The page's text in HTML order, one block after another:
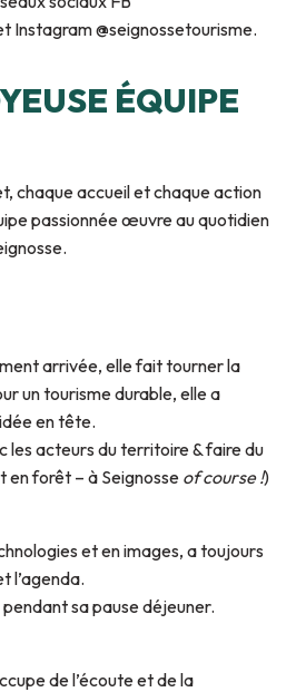
Instagram @seignossetourisme.
ÉQUIPE
chaque accueil et chaque action
passionnée œuvre au quotidien
arrivée, elle fait tourner la
un tourisme durable, elle a
en tête.
les acteurs du territoire & faire du
en forêt – à Seignosse of course !)
et en images, a toujours
l’agenda.
sa pause déjeuner.
de l’écoute et de la